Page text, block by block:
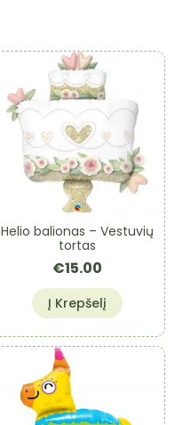
Helio balionas – Vestuvių
tortas
€15.00
Į Krepšelį